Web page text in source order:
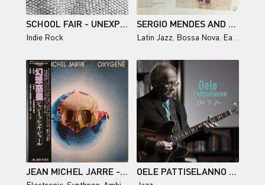
SCHOOL FAIR - UNEXPECTED VIOLENCE (2026)
Indie Rock
SERGIO MENDES AND BRASIL '77 - VINTAGE 74 (REISSUE) 1974/1977
Latin Jazz Bossa Nova Easy Listening
JEAN MICHEL JARRE - OXYGÈNE (JAPAN) 1976/1977 OELE PATTISELANNO / ODE TO YOU